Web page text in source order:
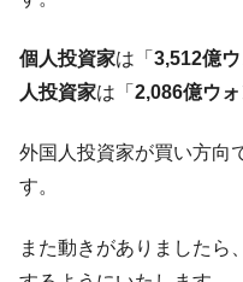
『Money1』
米国下院
にぶん殴る法案」提出！
『Money1』
韓国ボン
他人事のような発言。
業績「史上最高益」当期
個人投資家は「 3,512億
人投資家は「 2,086億ウ
外国人投資家が買い方向
す。
また動きがありましたら